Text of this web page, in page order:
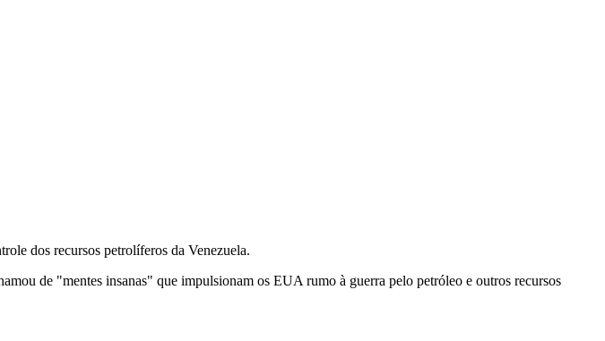
dos recursos petrolíferos da Venezuela.
de "mentes insanas" que impulsionam os EUA rumo à guerra pelo petróleo e outros recursos